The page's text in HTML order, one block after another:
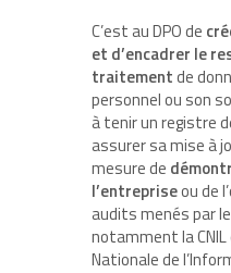
C’est au DPO de
et d’encadrer le
traitementde
personnel ou son
à tenir un registre
assurer sa mise à
mesure de
l’entrepriseou de
audits menés par
notamment la
Nationale de